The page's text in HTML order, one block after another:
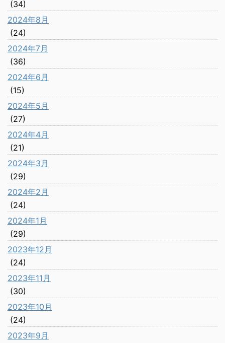
(34)
2024年8月
(24)
2024年7月
(36)
2024年6月
(15)
2024年5月
(27)
2024年4月
(21)
2024年3月
(29)
2024年2月
(24)
2024年1月
(29)
2023年12月
(24)
2023年11月
(30)
2023年10月
(24)
2023年9月